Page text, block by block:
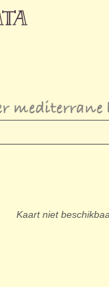
Kaart niet